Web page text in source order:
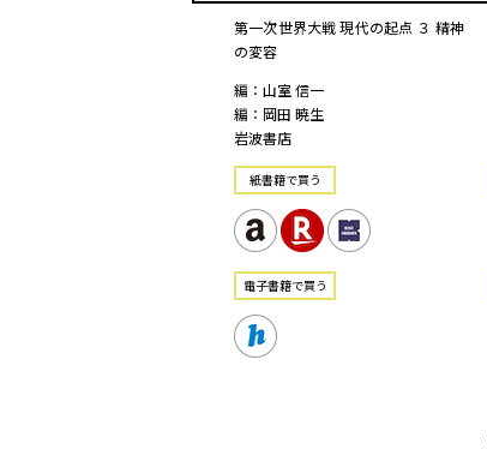
第一次世界大戦 現代の起点 ３ 精神
の変容
編：山室 信一
編：岡田 暁生
岩波書店
紙書籍で買う
電⼦書籍で買う